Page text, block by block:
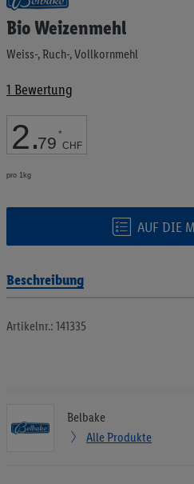
Bio Weizenmehl
Weiss-, Ruch-, Vollkornmehl
1 Bewertung
2.79 *
CHF
pro 1kg
AUF DIE
Anfang
der
springen
Beschreibung
Artikelnr.: 141335
Belbake
Alle Produkte